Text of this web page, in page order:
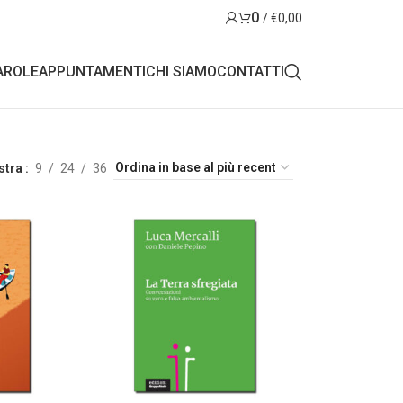
0 /€0,00
APPUNTAMENTICHI SIAMOCONTATTI
9 24 36